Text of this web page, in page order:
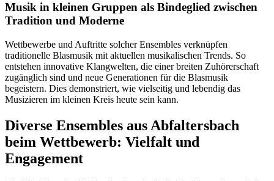
Musik in kleinen Gruppen als Bindeglied zwischen
Tradition und Moderne
Wettbewerbe und Auftritte solcher Ensembles verknüpfen
traditionelle Blasmusik mit aktuellen musikalischen Trends. So
entstehen innovative Klangwelten, die einer breiten Zuhörerschaft
zugänglich sind und neue Generationen für die Blasmusik
begeistern. Dies demonstriert, wie vielseitig und lebendig das
Musizieren im kleinen Kreis heute sein kann.
Diverse Ensembles aus Abfaltersbach
beim Wettbewerb: Vielfalt und
Engagement